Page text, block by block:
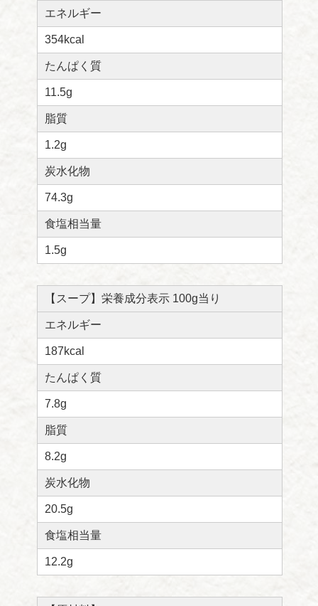
エネルギー
354kcal
たんぱく質
11.5g
脂質
1.2g
炭水化物
74.3g
食塩相当量
1.5g
【スープ】栄養成分表示 100g当り
エネルギー
187kcal
たんぱく質
7.8g
脂質
8.2g
炭水化物
20.5g
食塩相当量
12.2g